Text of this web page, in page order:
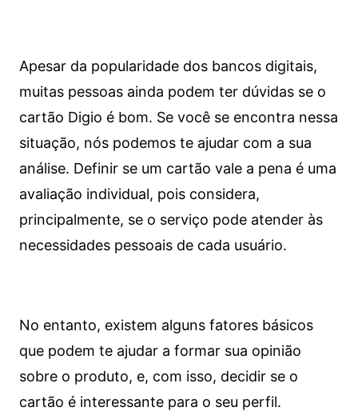
Apesar da popularidade dos bancos digitais,
muitas pessoas ainda podem ter dúvidas se o
cartão Digio é bom. Se você se encontra nessa
situação, nós podemos te ajudar com a sua
análise. Definir se um cartão vale a pena é uma
avaliação individual, pois considera,
principalmente, se o serviço pode atender às
necessidades pessoais de cada usuário.
No entanto, existem alguns fatores básicos
que podem te ajudar a formar sua opinião
sobre o produto, e, com isso, decidir se o
cartão é interessante para o seu perfil.